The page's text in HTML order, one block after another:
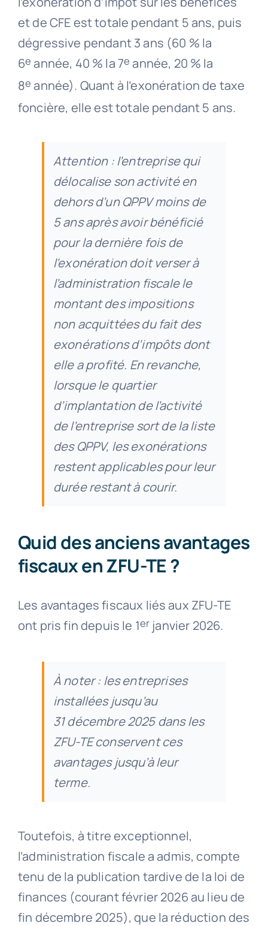
et de CFE est totale pendant 5 ans, puis
dégressive pendant 3 ans (60 % la
6e année, 40 % la 7e année, 20 % la
8e année). Quant à l’exonération de taxe
foncière, elle est totale pendant 5 ans.
Attention : l’entreprise qui
délocalise son activité en
dehors d’un QPPV moins de
5 ans après avoir bénéficié
pour la dernière fois de
l’exonération doit verser à
l’administration fiscale le
montant des impositions
non acquittées du fait des
exonérations d’impôts dont
elle a profité. En revanche,
lorsque le quartier
d’implantation de l’activité
de l’entreprise sort de la liste
des QPPV, les exonérations
restent applicables pour leur
durée restant à courir.
Quid des anciens avantages
fiscaux en ZFU-TE ?
Les avantages fiscaux liés aux ZFU-TE
ont pris fin depuis le 1er janvier 2026.
À noter : les entreprises
installées jusqu’au
31 décembre 2025 dans les
ZFU-TE conservent ces
avantages jusqu’à leur
terme.
Toutefois, à titre exceptionnel,
l’administration fiscale a admis, compte
tenu de la publication tardive de la loi de
finances (courant février 2026 au lieu de
fin décembre 2025), que la réduction des